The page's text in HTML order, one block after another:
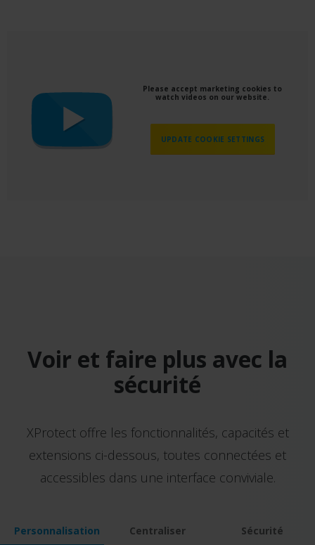
Please accept marketing cookies to
watch videos on our website.
UPDATE COOKIE SETTINGS
Voir et faire plus avec la
sécurité
XProtect offre les fonctionnalités, capacités et
extensions ci-dessous, toutes connectées et
accessibles dans une interface conviviale.
Personnalisation Centraliser Sécurité